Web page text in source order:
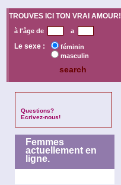
TROUVES ICI TON VRAI AMOUR!
à l'âge de a
Le sexe :
féminin
masculin
Questions?
Ecrivez-nous!
Femmes
actuellement en
ligne.